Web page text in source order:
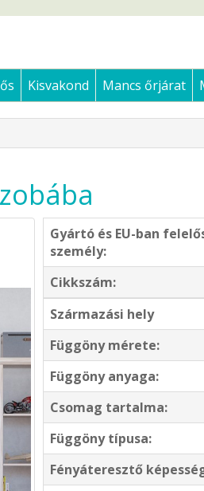
Kisvakond Mancs őrjárat
Gyártó és EU-ban
személy:
Cikkszám:
Származási hely
Függöny mérete:
Függöny anyaga:
Csomag tartalma:
Függöny típusa:
Fényáteresztő